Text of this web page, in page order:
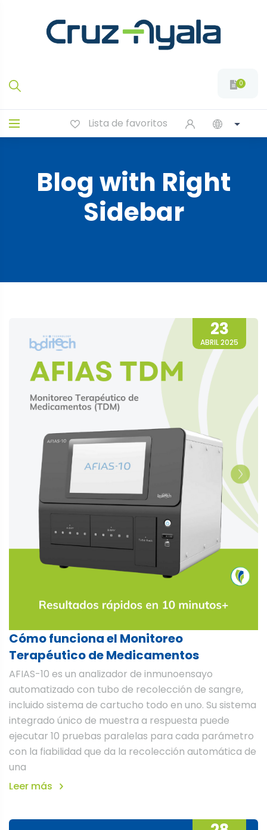
0
Lista de favoritos
Blog with Right
Sidebar
23
ABRIL 2025
Cómo funciona el Monitoreo
Terapéutico de Medicamentos
AFIAS-10 es un analizador de inmunoensayo
automatizado con tubo de recolección de sangre,
incluido sistema de cartucho todo en uno. Su sistema
integrado único de muestra a respuesta puede
ejecutar 10 pruebas paralelas para cada parámetro
con la fiabilidad que da la recolección automática de
una
Leer más